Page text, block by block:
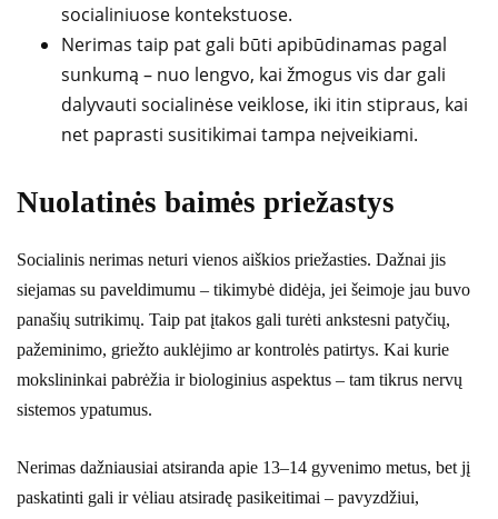
socialiniuose kontekstuose.
Nerimas taip pat gali būti apibūdinamas pagal
sunkumą – nuo lengvo, kai žmogus vis dar gali
dalyvauti socialinėse veiklose, iki itin stipraus, kai
net paprasti susitikimai tampa neįveikiami.
Nuolatinės baimės priežastys
Socialinis nerimas neturi vienos aiškios priežasties. Dažnai jis
siejamas su paveldimumu – tikimybė didėja, jei šeimoje jau buvo
panašių sutrikimų. Taip pat įtakos gali turėti ankstesni patyčių,
pažeminimo, griežto auklėjimo ar kontrolės patirtys. Kai kurie
mokslininkai pabrėžia ir biologinius aspektus – tam tikrus nervų
sistemos ypatumus.
Nerimas dažniausiai atsiranda apie 13–14 gyvenimo metus, bet jį
paskatinti gali ir vėliau atsiradę pasikeitimai – pavyzdžiui,